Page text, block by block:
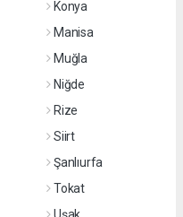
Konya
Manisa
Muğla
Niğde
Rize
Siirt
Şanlıurfa
Tokat
Uşak